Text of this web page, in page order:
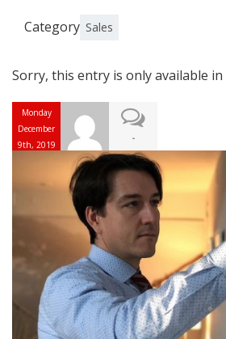
Category Sales
Sorry, this entry is only available in
Monday
December
9th, 2019
-